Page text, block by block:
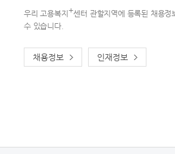
우리 고용복지 +센터 관할지역에 등록된 채용
수 있습니다.
채용정보 인재정보